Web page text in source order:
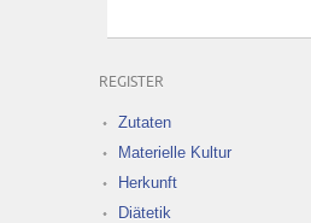
REGISTER
Zutaten
Materielle Kultur
Herkunft
Diätetik